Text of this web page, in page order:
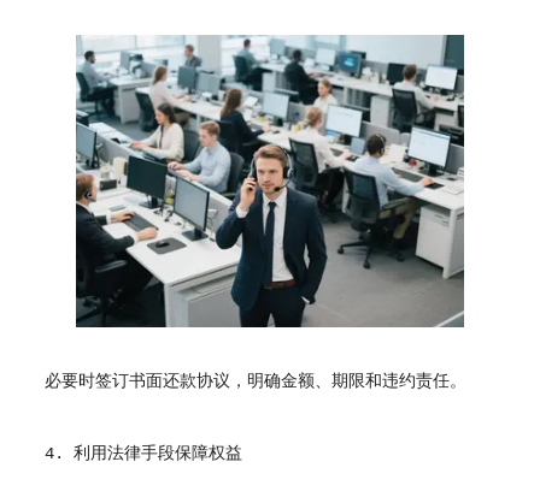
必要时签订书面还款协议，明确金额、期限和违约责任。
4. 利用法律手段保障权益